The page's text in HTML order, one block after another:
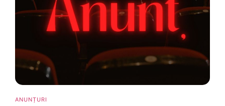
ANUNȚURI